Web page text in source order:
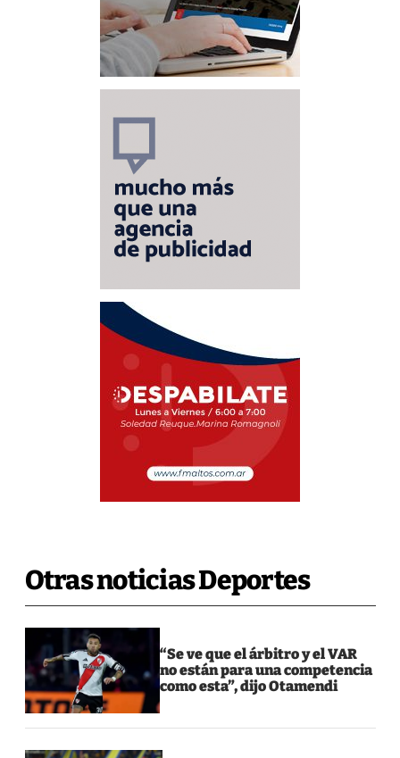
Otras noticias Deportes
“Se ve que el árbitro y el VAR
no están para una competencia
como esta”, dijo Otamendi